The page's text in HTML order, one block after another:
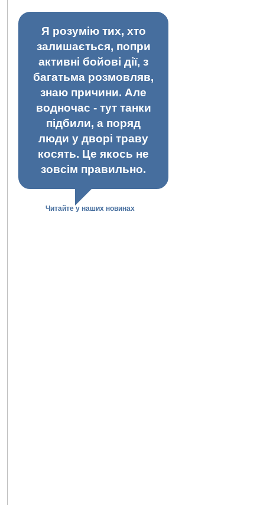
Я розумію тих, хто
залишається, попри
активні бойові дії, з
багатьма розмовляв,
знаю причини. Але
водночас - тут танки
підбили, а поряд
люди у дворі траву
косять. Це якось не
зовсім правильно.
Читайте у наших новинах